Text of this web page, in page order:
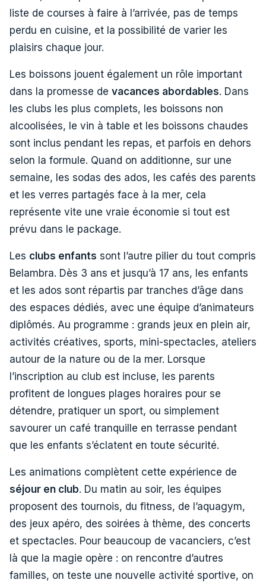
liste de courses à faire à l’arrivée, pas de temps
perdu en cuisine, et la possibilité de varier les
plaisirs chaque jour.
Les boissons jouent également un rôle important
dans la promesse de vacances abordables. Dans
les clubs les plus complets, les boissons non
alcoolisées, le vin à table et les boissons chaudes
sont inclus pendant les repas, et parfois en dehors
selon la formule. Quand on additionne, sur une
semaine, les sodas des ados, les cafés des parents
et les verres partagés face à la mer, cela
représente vite une vraie économie si tout est
prévu dans le package.
Les clubs enfants sont l’autre pilier du tout compris
Belambra. Dès 3 ans et jusqu’à 17 ans, les enfants
et les ados sont répartis par tranches d’âge dans
des espaces dédiés, avec une équipe d’animateurs
diplômés. Au programme : grands jeux en plein air,
activités créatives, sports, mini-spectacles, ateliers
autour de la nature ou de la mer. Lorsque
l’inscription au club est incluse, les parents
profitent de longues plages horaires pour se
détendre, pratiquer un sport, ou simplement
savourer un café tranquille en terrasse pendant
que les enfants s’éclatent en toute sécurité.
Les animations complètent cette expérience de
séjour en club. Du matin au soir, les équipes
proposent des tournois, du fitness, de l’aquagym,
des jeux apéro, des soirées à thème, des concerts
et spectacles. Pour beaucoup de vacanciers, c’est
là que la magie opère : on rencontre d’autres
familles, on teste une nouvelle activité sportive, on